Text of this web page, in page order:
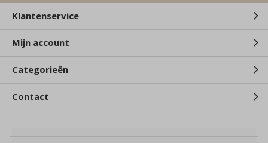
Klantenservice
Mijn account
Categorieën
Contact